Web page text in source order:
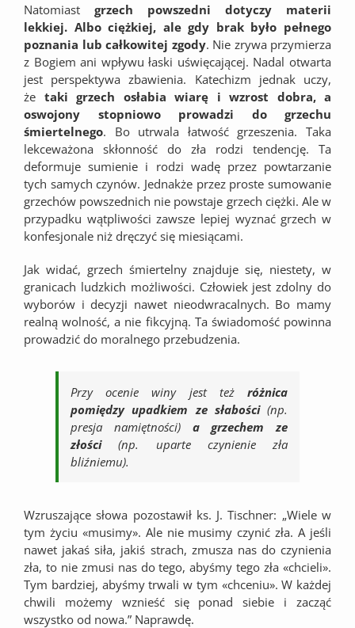
Natomiast grzech powszedni dotyczy materii
lekkiej. Albo ciężkiej, ale gdy brak było pełnego
poznania lub całkowitej zgody. Nie zrywa przymierza
z Bogiem ani wpływu łaski uświęcającej. Nadal otwarta
jest perspektywa zbawienia. Katechizm jednak uczy,
że taki grzech osłabia wiarę i wzrost dobra, a
oswojony stopniowo prowadzi do grzechu
śmiertelnego. Bo utrwala łatwość grzeszenia. Taka
lekceważona skłonność do zła rodzi tendencję. Ta
deformuje sumienie i rodzi wadę przez powtarzanie
tych samych czynów. Jednakże przez proste sumowanie
grzechów powszednich nie powstaje grzech ciężki. Ale w
przypadku wątpliwości zawsze lepiej wyznać grzech w
konfesjonale niż dręczyć się miesiącami.
Jak widać, grzech śmiertelny znajduje się, niestety, w
granicach ludzkich możliwości. Człowiek jest zdolny do
wyborów i decyzji nawet nieodwracalnych. Bo mamy
realną wolność, a nie fikcyjną. Ta świadomość powinna
prowadzić do moralnego przebudzenia.
Przy ocenie winy jest też różnica
pomiędzy upadkiem ze słabości(np.
presja namiętności) a grzechem ze
złości(np. uparte czynienie zła
bliźniemu).
Wzruszające słowa pozostawił ks. J. Tischner: „Wiele w
tym życiu «musimy». Ale nie musimy czynić zła. A jeśli
nawet jakaś siła, jakiś strach, zmusza nas do czynienia
zła, to nie zmusi nas do tego, abyśmy tego zła «chcieli».
Tym bardziej, abyśmy trwali w tym «chceniu». W każdej
chwili możemy wznieść się ponad siebie i zacząć
wszystko od nowa.” Naprawdę.